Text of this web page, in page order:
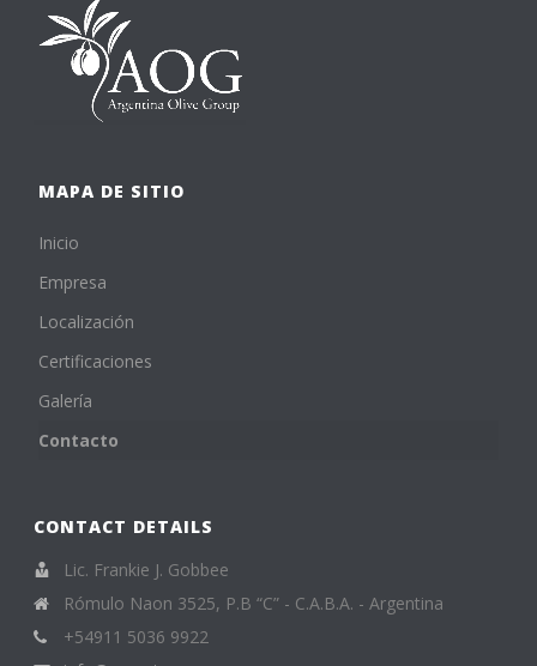
MAPA DE SITIO
Inicio
Empresa
Localización
Certificaciones
Galería
Contacto
CONTACT DETAILS
Lic. Frankie J. Gobbee
Rómulo Naon 3525, P.B “C” - C.A.B.A. - Argentina
+54911 5036 9922